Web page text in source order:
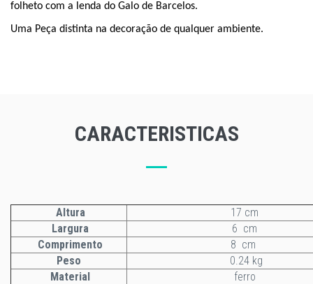
folheto com a lenda do Galo de Barcelos.
Uma Peça distinta na decoração de qualquer ambiente.
CARACTERISTICAS
Altura
17 cm
Largura
6 cm
Comprimento
8 cm
Peso
0.24 kg
Material
ferro